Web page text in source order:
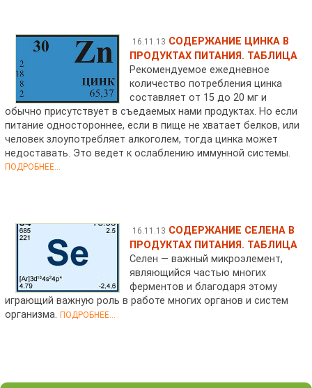
16.11.13 СОДЕРЖАНИЕ ЦИНКА В
ПРОДУКТАХ ПИТАНИЯ. ТАБЛИЦА
Рекомендуемое ежедневное
количество потребления цинка
составляет от 15 до 20 мг и
обычно присутствует в съедаемых нами продуктах. Но если
питание одностороннее, если в пище не хватает белков, или
человек злоупотребляет алкоголем, тогда цинка может
недоставать. Это ведет к ослаблению иммунной системы.
ПОДРОБНЕЕ...
16.11.13 СОДЕРЖАНИЕ СЕЛЕНА В
ПРОДУКТАХ ПИТАНИЯ. ТАБЛИЦА
Селен — важный микроэлемент,
являющийся частью многих
ферментов и благодаря этому
играющий важную роль в работе многих органов и систем
организма.ПОДРОБНЕЕ...